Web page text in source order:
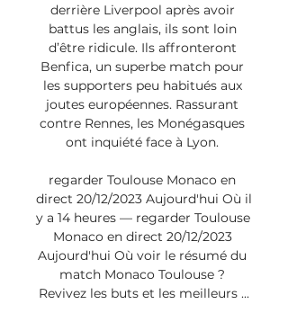
derrière Liverpool après avoir
battus les anglais, ils sont loin
d’être ridicule. Ils affronteront
Benfica, un superbe match pour
les supporters peu habitués aux
joutes européennes. Rassurant
contre Rennes, les Monégasques
ont inquiété face à Lyon.
regarder Toulouse Monaco en
direct 20/12/2023 Aujourd'hui Où il
y a 14 heures — regarder Toulouse
Monaco en direct 20/12/2023
Aujourd'hui Où voir le résumé du
match Monaco Toulouse ?
Revivez les buts et les meilleurs ...